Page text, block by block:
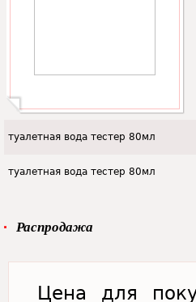
туалетная вода тестер 80мл
туалетная вода тестер 80мл
Распродажа
Цена для